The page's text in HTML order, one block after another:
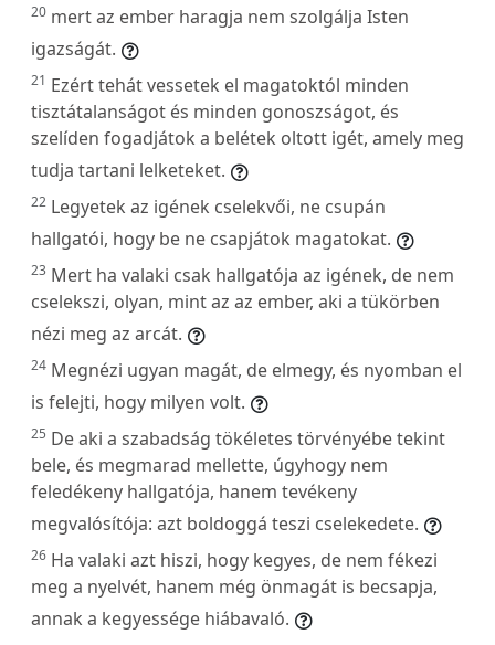
20 mert az ember haragja nem szolgálja Isten
igazságát.
21 Ezért tehát vessetek el magatoktól minden
tisztátalanságot és minden gonoszságot, és
szelíden fogadjátok a belétek oltott igét, amely meg
tudja tartani lelketeket.
22 Legyetek az igének cselekvői, ne csupán
hallgatói, hogy be ne csapjátok magatokat.
23 Mert ha valaki csak hallgatója az igének, de nem
cselekszi, olyan, mint az az ember, aki a tükörben
nézi meg az arcát.
24 Megnézi ugyan magát, de elmegy, és nyomban el
is felejti, hogy milyen volt.
25 De aki a szabadság tökéletes törvényébe tekint
bele, és megmarad mellette, úgyhogy nem
feledékeny hallgatója, hanem tevékeny
megvalósítója: azt boldoggá teszi cselekedete.
26 Ha valaki azt hiszi, hogy kegyes, de nem fékezi
meg a nyelvét, hanem még önmagát is becsapja,
annak a kegyessége hiábavaló.